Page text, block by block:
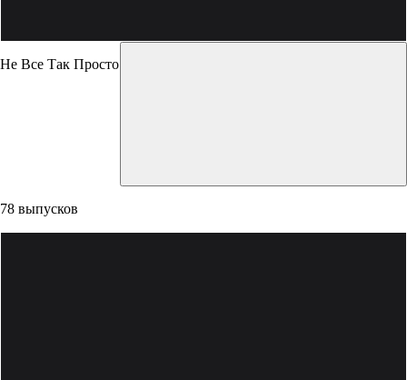
Не Все Так Просто
78 выпусков